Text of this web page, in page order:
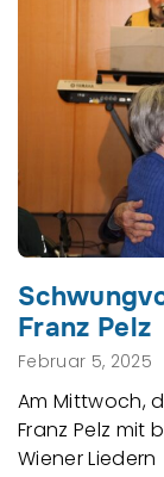
Franz Pelz
Februar 5, 2025
Am Mittwoch,
Franz Pelz mit
Wiener Liedern